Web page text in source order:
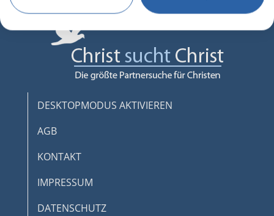
DESKTOPMODUS AKTIVIEREN
AGB
KONTAKT
IMPRESSUM
DATENSCHUTZ